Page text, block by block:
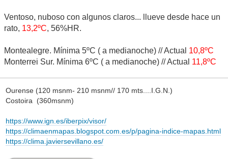
Ventoso, nuboso con algunos claros... llueve desde hace un
rato, 13,2ºC, 56%HR.
Montealegre. Mínima 5ºC ( a medianoche) // Actual 10,8ºC
Monterrei Sur. Mínima 6ºC ( a medianoche) // Actual 11,8ºC
Ourense (120 msnm- 210 msnm// 170 mts....I.G.N.)
Costoira (360msnm)
https://www.ign.es/iberpix/visor/
https://climaenmapas.blogspot.com.es/p/pagina-indice-mapas.html
https://clima.javiersevillano.es/